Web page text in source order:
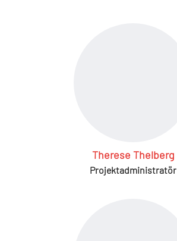
Therese Thelberg
Projektadministratör